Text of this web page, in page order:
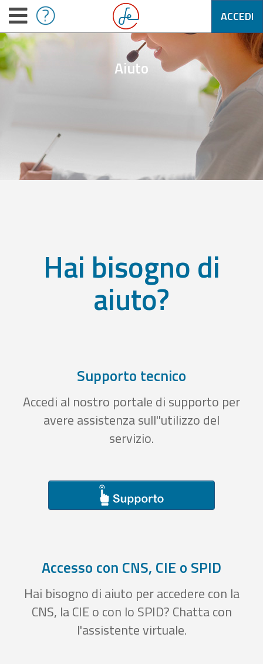
ACCEDI
Aiuto
Hai bisogno di
aiuto?
Supporto tecnico
Accedi al nostro portale di supporto per
avere assistenza sull''utilizzo del
servizio.
Accesso con CNS, CIE o SPID
Hai bisogno di aiuto per accedere con la
CNS, la CIE o con lo SPID? Chatta con
l'assistente virtuale.